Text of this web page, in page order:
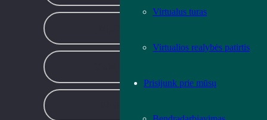
Virtualus turas
Virtualios realybės patirtis
Prisijunk prie mūsų